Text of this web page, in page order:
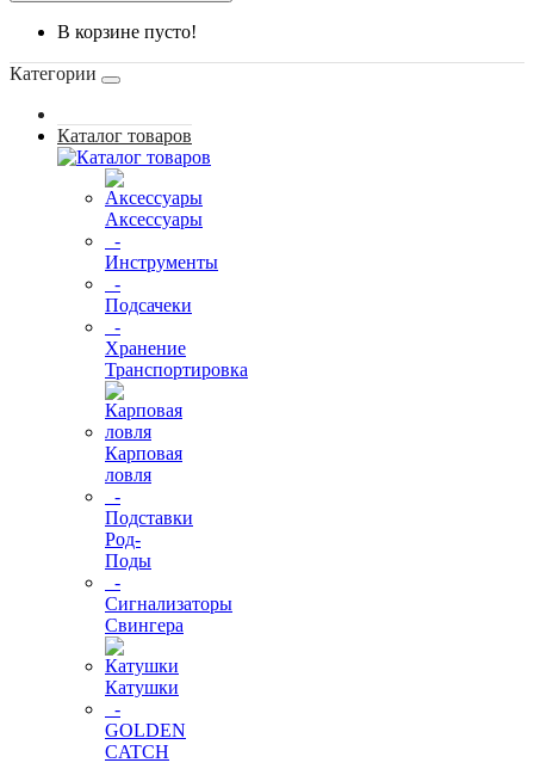
В корзине пусто!
Категории
Каталог товаров
Аксессуары
-
Инструменты
-
Подсачеки
-
Хранение
Транспортировка
Карповая
ловля
-
Подставки
Род-
Поды
-
Сигнализаторы
Свингера
Катушки
-
GOLDEN
CATCH